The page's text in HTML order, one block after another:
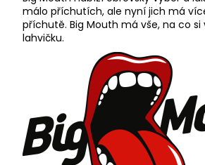
málo příchutích, ale nyní jich má
příchutě. Big Mouth má vše, na co
lahvičku.